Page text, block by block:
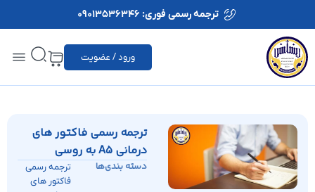
ترجمه رسمی فوری: 09013536346
ورود / عضویت
ترجمه رسمی فاکتور های
درمانی A5 به روسی
دسته بندی‌ها
ترجمه رسمی
فاکتور های